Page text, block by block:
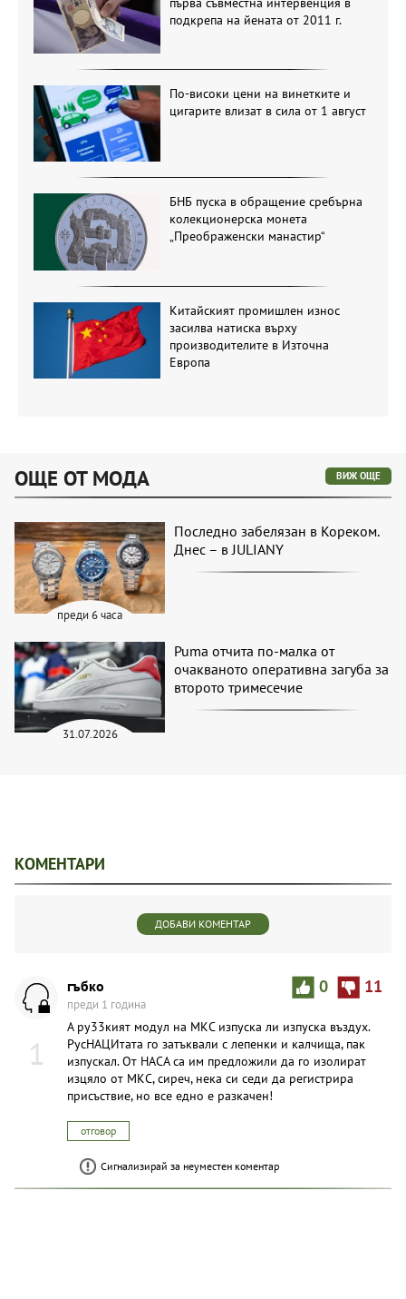
подкрепа на йената от 2011 г.
По-високи цени на винетките и
цигарите влизат в сила от 1 август
БНБ пуска в обращение сребърна
колекционерска монета
„Преображенски манастир“
Китайският промишлен износ
засилва натиска върху
производителите в Източна
Европа
ОЩЕ ОТ МОДА ВИЖ ОЩЕ
преди 6 часа
Последно забелязан в Кореком.
Днес – в JULIANY
31.07.2026
Puma отчита по-малка от
очакваното оперативна загуба за
второто тримесечие
КОМЕНТАРИ
ДОБАВИ КОМЕНТАР
1
0 11
гъбко
преди 1 година
А ру33кият модул на МКС изпуска ли изпуска въздух.
РусНАЦИтата го затъквали с лепенки и калчища, пак
изпускал. От НАСА са им предложили да го изолират
изцяло от МКС, сиреч, нека си седи да регистрира
присъствие, но все едно е разкачен!
отговор
Сигнализирай за неуместен коментар